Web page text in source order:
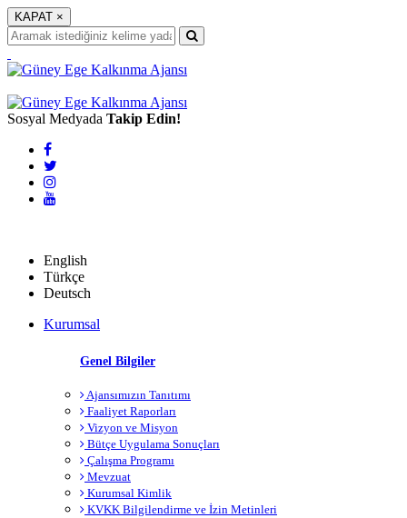
KAPAT ×
Sosyal Medyada Takip Edin!
English
Türkçe
Deutsch
Kurumsal
Genel Bilgiler
Ajansımızın Tanıtımı
Faaliyet Raporları
Vizyon ve Misyon
Bütçe Uygulama Sonuçları
Çalışma Programı
Mevzuat
Kurumsal Kimlik
KVKK Bilgilendirme ve İzin Metinleri